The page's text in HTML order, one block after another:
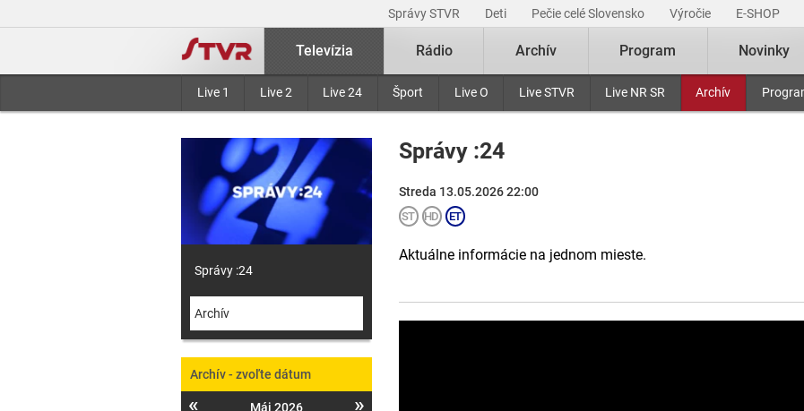
Správy STVR Deti Pečie celé Slovensko Výročie E-SHOP
Televízia
Live 1 Live 2 Live 24 Šport Live O Live STVR Live NR SR Archív
Rádio Archív Program Novinky
Správy :24
Streda 13.05.2026 22:00
Aktuálne informácie na jednom mieste.
Správy :24
Archív
Archív - zvoľte dátum
« Máj 2026 »